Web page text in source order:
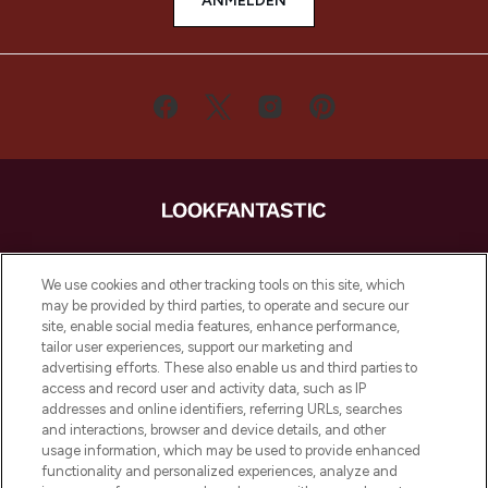
LOOKFANTASTIC ist Europas ultimativer
Beauty-Onlineshop mit den besten
Produkten aus Haut- und Haarpflege
sowie Make-Up von über 200
renommierten Marken. Shoppe online
oder über die App mit kostenloser
Lieferung ab einem Einkaufswert von 30€.
Cookie-Einwilligung
Do Not Sell or Share My Personal
We use cookies and other tracking tools on this site, which
may be provided by third parties, to operate and secure our
site, enable social media features, enhance performance,
tailor user experiences, support our marketing and
advertising efforts. These also enable us and third parties to
access and record user and activity data, such as IP
addresses and online identifiers, referring URLs, searches
and interactions, browser and device details, and other
usage information, which may be used to provide enhanced
functionality and personalized experiences, analyze and